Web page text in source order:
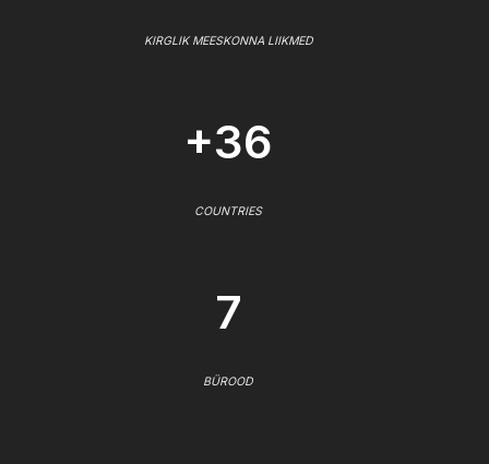
KIRGLIK MEESKONNA LIIKMED
+36
COUNTRIES
7
BÜROOD